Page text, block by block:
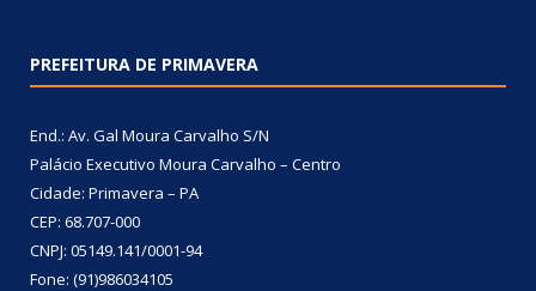
PREFEITURA DE PRIMAVERA
End.: Av. Gal Moura Carvalho S/N
Palácio Executivo Moura Carvalho – Centro
Cidade: Primavera – PA
CEP: 68.707-000
CNPJ: 05149.141/0001-94
Fone: (91)986034105